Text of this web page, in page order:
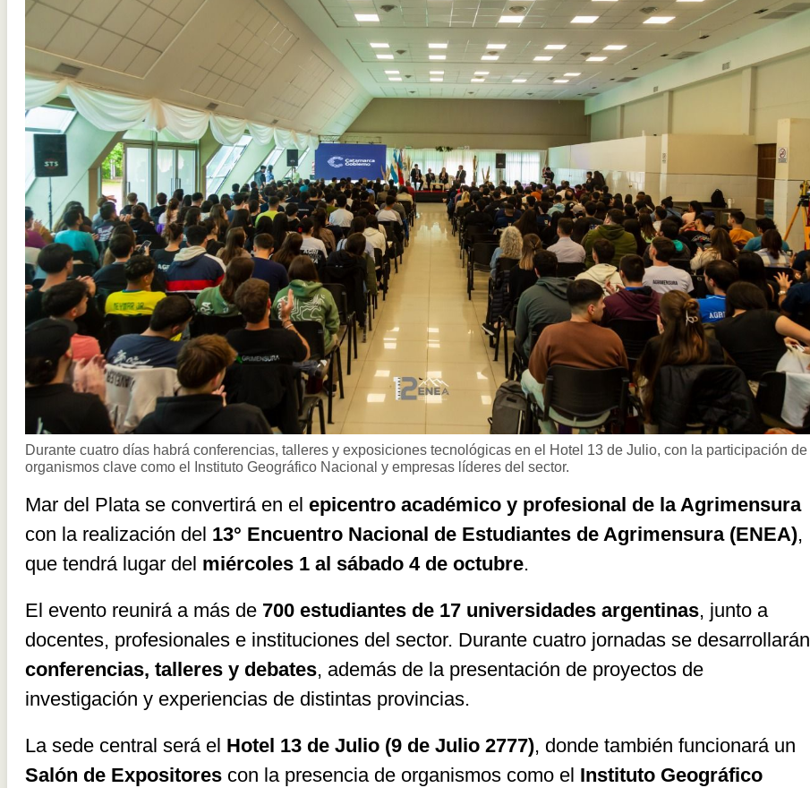
Durante cuatro días habrá conferencias, talleres y exposiciones tecnológicas en el Hotel 13 de Julio, con la participación de
organismos clave como el Instituto Geográfico Nacional y empresas líderes del sector.
Mar del Plata se convertirá en el epicentro académico y profesional de la Agrimensura
con la realización del 13° Encuentro Nacional de Estudiantes de Agrimensura (ENEA),
que tendrá lugar del miércoles 1 al sábado 4 de octubre.
El evento reunirá a más de 700 estudiantes de 17 universidades argentinas, junto a
docentes, profesionales e instituciones del sector. Durante cuatro jornadas se desarrollarán
conferencias, talleres y debates, además de la presentación de proyectos de
investigación y experiencias de distintas provincias.
La sede central será el Hotel 13 de Julio (9 de Julio 2777), donde también funcionará un
Salón de Expositores con la presencia de organismos como el Instituto Geográfico